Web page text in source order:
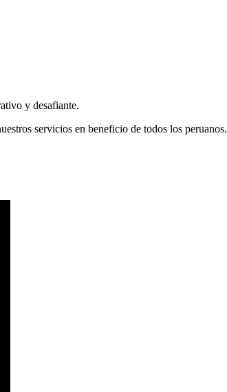
y desafiante.
servicios en beneficio de todos los peruanos.